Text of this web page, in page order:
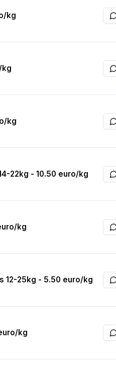
kg
kg
kg
22kg - 10.50 euro/kg
kg
12-25kg - 5.50 euro/kg
kg